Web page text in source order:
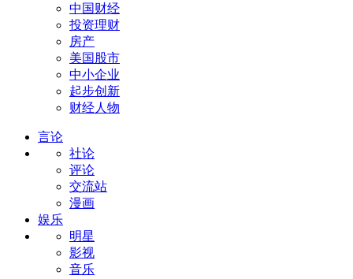
中国财经
投资理财
房产
美国股市
中小企业
起步创新
财经人物
言论
社论
评论
交流站
漫画
娱乐
明星
影视
音乐